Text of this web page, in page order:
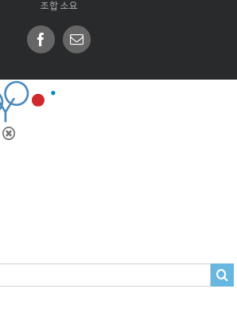
조합 소요
Facebook
Email